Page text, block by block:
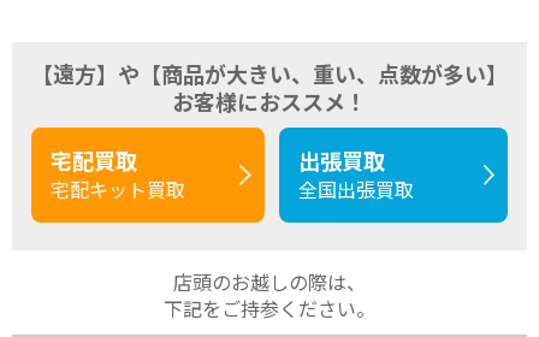
【遠方】や【商品が大きい、重い、点数が多い】
お客様におススメ！
宅配買取
宅配キット買取
出張買取
全国出張買取
店頭のお越しの際は、
下記をご持参ください。